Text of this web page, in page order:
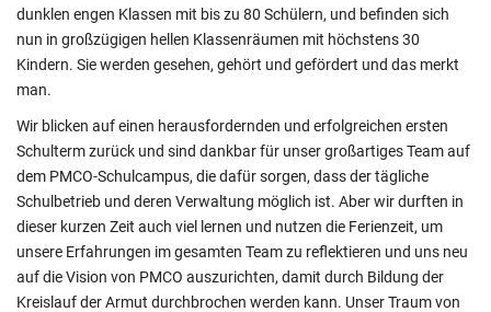
dunklen engen Klassen mit bis zu 80 Schülern, und befinden sich
nun in großzügigen hellen Klassenräumen mit höchstens 30
Kindern. Sie werden gesehen, gehört und gefördert und das merkt
man.
Wir blicken auf einen herausfordernden und erfolgreichen ersten
Schulterm zurück und sind dankbar für unser großartiges Team auf
dem PMCO-Schulcampus, die dafür sorgen, dass der tägliche
Schulbetrieb und deren Verwaltung möglich ist. Aber wir durften in
dieser kurzen Zeit auch viel lernen und nutzen die Ferienzeit, um
unsere Erfahrungen im gesamten Team zu reflektieren und uns neu
auf die Vision von PMCO auszurichten, damit durch Bildung der
Kreislauf der Armut durchbrochen werden kann. Unser Traum von